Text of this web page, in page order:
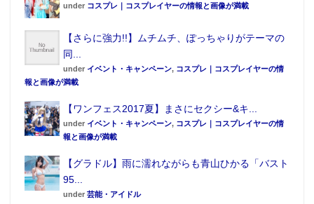
under コスプレ｜コスプレイヤーの情報と画像が満載
【さらに強力!!】ムチムチ、ぽっちゃりがテーマの
同...
under イベント・キャンペーン, コスプレ｜コスプレイヤーの情
報と画像が満載
【ワンフェス2017夏】まさにセクシー&キ...
under イベント・キャンペーン, コスプレ｜コスプレイヤーの情
報と画像が満載
【グラドル】雨に濡れながらも青山ひかる「バスト
95...
under 芸能・アイドル